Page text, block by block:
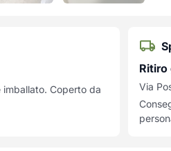
Coperto da
Ritiro
Via